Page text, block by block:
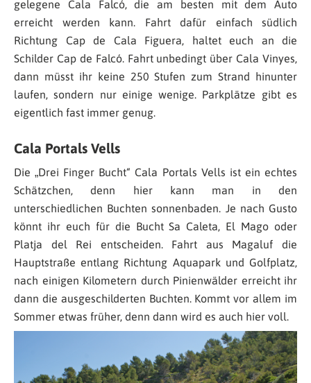
gelegene Cala Falcó, die am besten mit dem Auto
erreicht werden kann. Fahrt dafür einfach südlich
Richtung Cap de Cala Figuera, haltet euch an die
Schilder Cap de Falcó. Fahrt unbedingt über Cala Vinyes,
dann müsst ihr keine 250 Stufen zum Strand hinunter
laufen, sondern nur einige wenige. Parkplätze gibt es
eigentlich fast immer genug.
Cala Portals Vells
Die „Drei Finger Bucht“ Cala Portals Vells ist ein echtes
Schätzchen, denn hier kann man in den
unterschiedlichen Buchten sonnenbaden. Je nach Gusto
könnt ihr euch für die Bucht Sa Caleta, El Mago oder
Platja del Rei entscheiden. Fahrt aus Magaluf die
Hauptstraße entlang Richtung Aquapark und Golfplatz,
nach einigen Kilometern durch Pinienwälder erreicht ihr
dann die ausgeschilderten Buchten. Kommt vor allem im
Sommer etwas früher, denn dann wird es auch hier voll.